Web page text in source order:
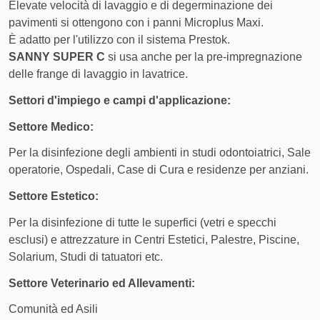
FASCIA DI PESO COSTO DI SPEDIZIONE
Da 30 kg a 50.1 kg 22,50 €
Da 50.1 kg a 100.1 kg 24,50 €
Da 100.1 kg a 150.1 kg
Da 150.1 kg a 200.1 kg
Da 200.1 kg a 250.1 kg
Da 250.1 kg a 300.1 kg 52,50 €
Da 300.1 kg a 500 kg
Spedizione con
Elevate velocità di lavaggio e di degerminazione dei
pavimenti si ottengono con i panni Microplus Maxi.
È adatto per l'utilizzo con il sistema Prestok.
SANNY SUPER C si usa anche per la pre-impregnazione
delle frange di lavaggio in lavatrice.
Settori d'impiego e campi d'applicazione:
Settore Medico:
Per la disinfezione degli ambienti in studi odontoiatrici, Sale
operatorie, Ospedali, Case di Cura e residenze per anziani.
Settore Estetico:
Per la disinfezione di tutte le superfici (vetri e specchi
esclusi) e attrezzature in Centri Estetici, Palestre, Piscine,
Solarium, Studi di tatuatori etc.
Settore Veterinario ed Allevamenti:
Comunità ed Asili